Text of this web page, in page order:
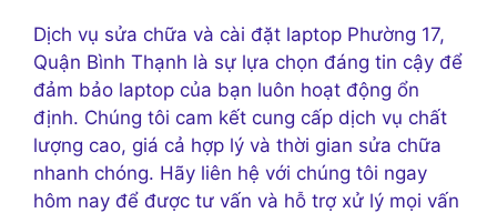
Dịch vụ sửa chữa và cài đặt laptop Phường 17,
Quận Bình Thạnh là sự lựa chọn đáng tin cậy để
đảm bảo laptop của bạn luôn hoạt động ổn
định. Chúng tôi cam kết cung cấp dịch vụ chất
lượng cao, giá cả hợp lý và thời gian sửa chữa
nhanh chóng. Hãy liên hệ với chúng tôi ngay
hôm nay để được tư vấn và hỗ trợ xử lý mọi vấn